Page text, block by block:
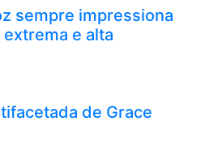
sempre impressiona
e alta
de Grace